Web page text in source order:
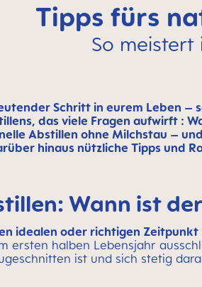
Tipps fürs
So meistert
Schritt in eurem Leben –
das viele Fragen aufwirft :
Abstillen ohne Milchstau –
hinaus nützliche Tipps und
Wann ist
idealen oder richtigen
ersten halben Lebensjahr
ist und sich stetig